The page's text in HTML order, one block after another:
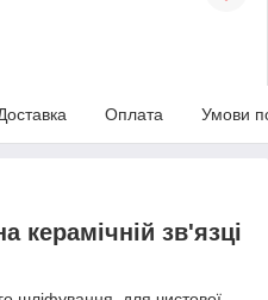
Оплата Умови
керамічній зв'язці